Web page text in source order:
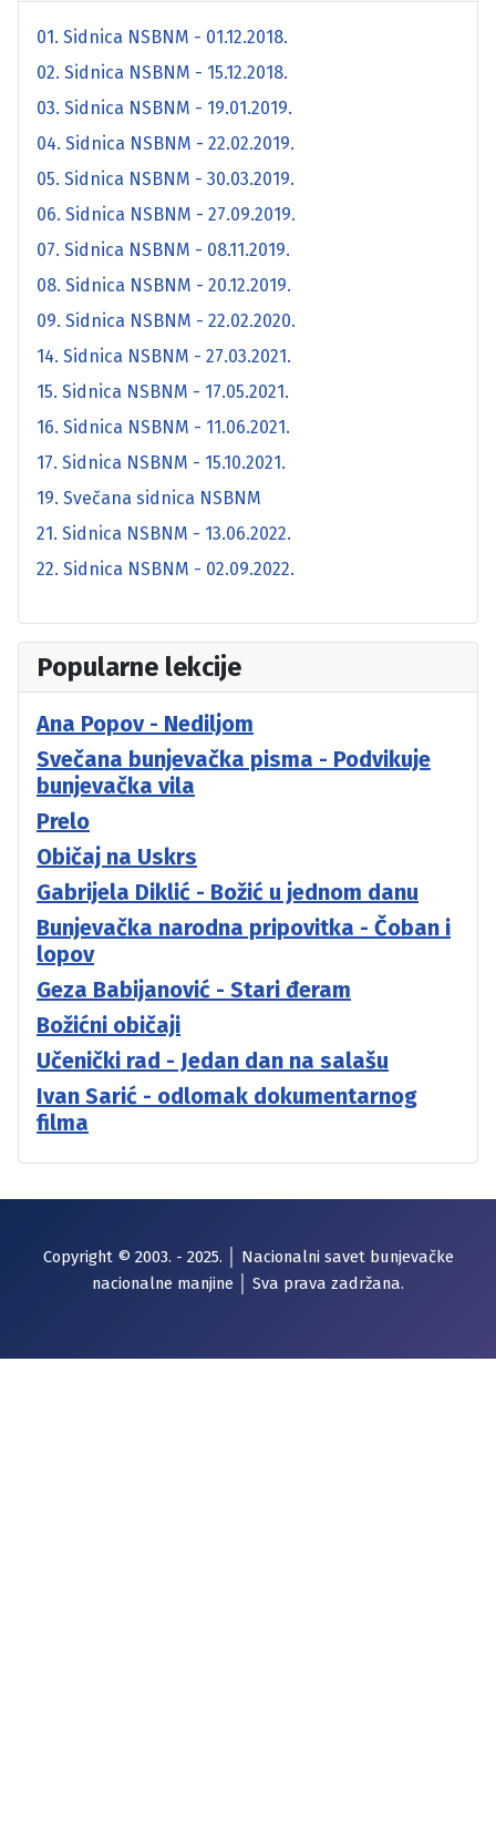
01. Sidnica NSBNM - 01.12.2018.
02. Sidnica NSBNM - 15.12.2018.
03. Sidnica NSBNM - 19.01.2019.
04. Sidnica NSBNM - 22.02.2019.
05. Sidnica NSBNM - 30.03.2019.
06. Sidnica NSBNM - 27.09.2019.
07. Sidnica NSBNM - 08.11.2019.
08. Sidnica NSBNM - 20.12.2019.
09. Sidnica NSBNM - 22.02.2020.
14. Sidnica NSBNM - 27.03.2021.
15. Sidnica NSBNM - 17.05.2021.
16. Sidnica NSBNM - 11.06.2021.
17. Sidnica NSBNM - 15.10.2021.
19. Svečana sidnica NSBNM
21. Sidnica NSBNM - 13.06.2022.
22. Sidnica NSBNM - 02.09.2022.
Popularne lekcije
Ana Popov - Nediljom
Svečana bunjevačka pisma - Podvikuje
bunjevačka vila
Prelo
Običaj na Uskrs
Gabrijela Diklić - Božić u jednom danu
Bunjevačka narodna pripovitka - Čoban i
lopov
Geza Babijanović - Stari đeram
Božićni običaji
Učenički rad - Jedan dan na salašu
Ivan Sarić - odlomak dokumentarnog
filma
Copyright © 2003. - 2025. │ Nacionalni savet bunjevačke
nacionalne manjine │ Sva prava zadržana.